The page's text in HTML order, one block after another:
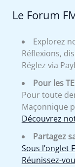
Le Forum
Explorez
Réflexions,
Réglez via
Pour les
Pour toute
Maçonnique
Découvrez
Partagez
Sous l’onglet
Réunissez-